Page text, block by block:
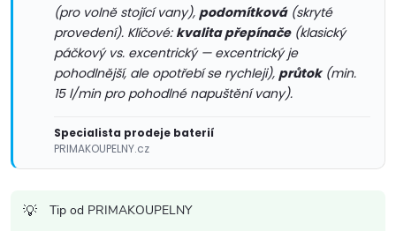
v
ý
(pro volně stojící vany), podomítková(skryté
provedení). Klíčové: kvalita přepínače(klasický
páčkový vs. excentrický — excentrický je
pohodlnější, ale opotřebí se rychleji), průtok(min.
15 l/min pro pohodlné napuštění vany).
Specialista prodeje baterií
PRIMAKOUPELNY.cz
Tip od PRIMAKOUPELNY